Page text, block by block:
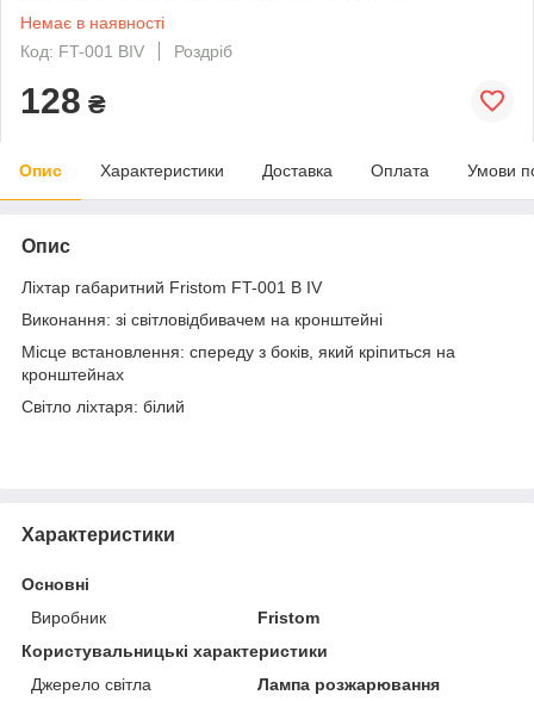
Немає в наявності
Код: FT-001 BIV
Роздріб
128 ₴
Опис Характеристики Доставка Оплата Умови
Опис
Ліхтар габаритний Fristom FT-001 B IV
Виконання: зі світловідбивачем на кронштейні
Місце встановлення: спереду з боків, який кріпиться на
кронштейнах
Світло ліхтаря: білий
Характеристики
Основні
Виробник
Fristom
Користувальницькі характеристики
Джерело світла
Лампа розжарювання